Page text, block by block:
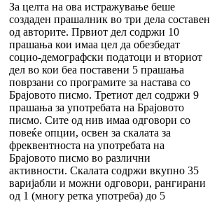
За целта на ова истражување беше
создаден прашалник во три дела составен
од авторите. Првиот дел содржи 10
прашања кои имаа цел да обезбедат
социо-демографски податоци и вториот
дел во кои беа поставени 5 прашања
поврзани со програмите за настава со
Брајовото писмо. Третиот дел содржи 9
прашања за употребата на Брајовото
писмо. Сите од нив имаа одговори со
повеќе опции, освен за скалата за
фреквентноста на употребата на
Брајовото писмо во различни
активности. Скалата содржи вкупно 35
варијабли и можни одговори, рангирани
од 1 (многу ретка употреба) до 5